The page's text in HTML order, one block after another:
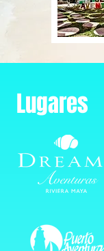
Lugares